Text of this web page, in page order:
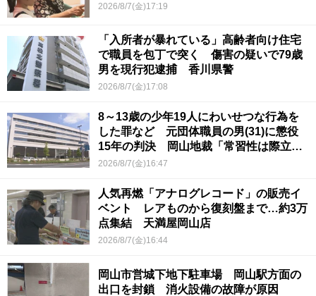
2026/8/7(金)17:19
「入所者が暴れている」高齢者向け住宅
で職員を包丁で突く 傷害の疑いで79歳
男を現行犯逮捕 香川県警
2026/8/7(金)17:08
8～13歳の少年19人にわいせつな行為を
した罪など 元団体職員の男(31)に懲役
15年の判決 岡山地裁「常習性は際立っ
ていて被害結果も非常に重い」
2026/8/7(金)16:47
人気再燃「アナログレコード」の販売イ
ベント レアものから復刻盤まで…約3万
点集結 天満屋岡山店
2026/8/7(金)16:44
岡山市営城下地下駐車場 岡山駅方面の
出口を封鎖 消火設備の故障が原因